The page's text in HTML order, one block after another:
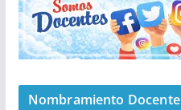
Nombramiento Docente